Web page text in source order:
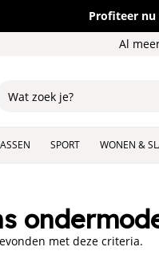
Profiteer nu
Al
SPORT WONEN &
met deze criteria.